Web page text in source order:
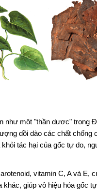
như một "thần dược" trong
dồi dào các chất chống
khỏi tác hại của gốc tự do,
vitamin C, A và E,
khác, giúp vô hiệu hóa gốc